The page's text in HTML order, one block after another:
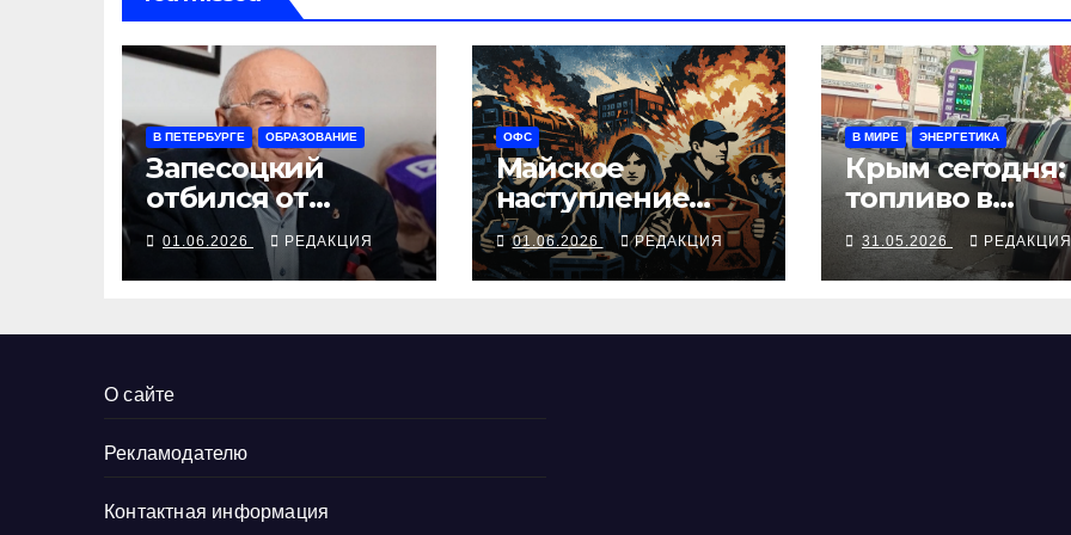
В ПЕТЕРБУРГЕ ОБРАЗОВАНИЕ
Запесоцкий
отбился от
обвинений и
возвращается в
ректоры
01.06.2026 РЕДАКЦИЯ
ОФС
Майское
наступление
ОФС
01.06.2026 РЕДАКЦИЯ
В МИРЕ ЭНЕРГЕТИКА
Крым сегодня:
топливо в
дефиците,
бензин по
талонам,
31.05.2026 РЕДАКЦИЯ
О сайте
Рекламодателю
Контактная информация